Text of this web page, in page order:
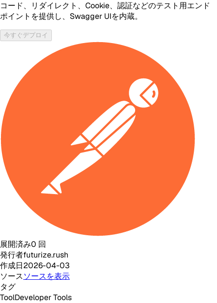
コード、リダイレクト、Cookie、認証などのテスト用エンド
ポイントを提供し、Swagger UIを内蔵。
今すぐデプロイ
展開済み0 回
発行者futurize.rush
作成日2026-04-03
ソースソースを表示
タグ
ToolDeveloper Tools